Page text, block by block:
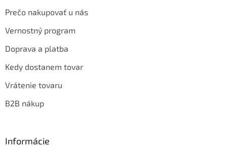
Prečo nakupovať u nás
Vernostný program
Doprava a platba
Kedy dostanem tovar
Vrátenie tovaru
B2B nákup
Informácie